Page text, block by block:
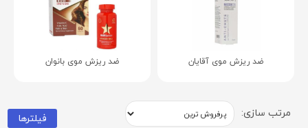
ضد ریزش موی آقایان ضد ریزش موی بانوان
مرتب سازی: فیلترها